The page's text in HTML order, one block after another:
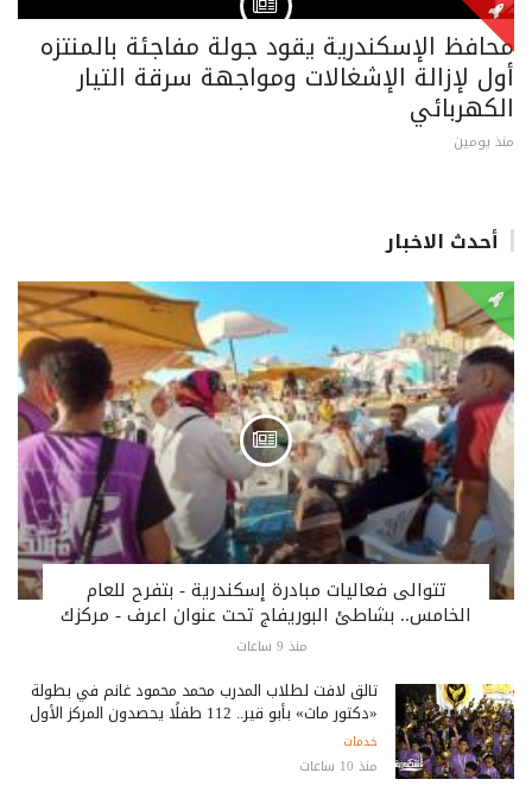
محافظ الإسكندرية يقود جولة مفاجئة بالمنتزه
أول لإزالة الإشغالات ومواجهة سرقة التيار
الكهربائي
منذ يومين
أحدث الاخبار
تتوالى فعاليات مبادرة إسكندرية - بتفرح للعام
الخامس.. بشاطئ البوريفاج تحت عنوان اعرف - مركزك
منذ 9 ساعات
تألق لافت لطلاب المدرب محمد محمود غانم في بطولة
«دكتور ماث» بأبو قير.. 112 طفلًا يحصدون المركز الأول
خدمات
منذ 10 ساعات